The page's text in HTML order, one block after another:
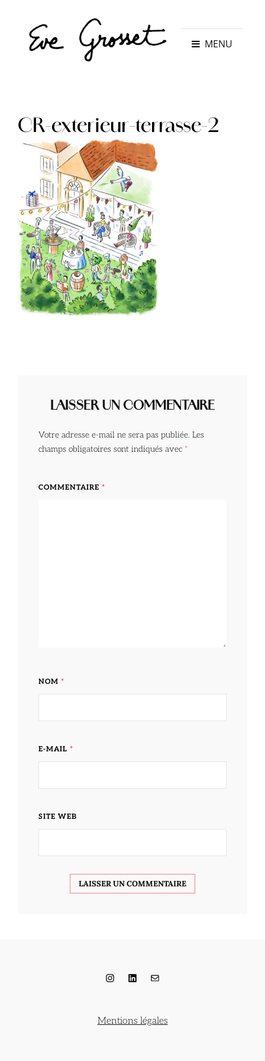
MENU
CR-exterieur-terrasse-2
LAISSER UN COMMENTAIRE
Votre adresse e-mail ne sera pas publiée. Les
champs obligatoires sont indiqués avec *
COMMENTAIRE *
NOM *
E-MAIL *
SITE WEB
Instagram
LinkedIn
E-mail
Mentions légales